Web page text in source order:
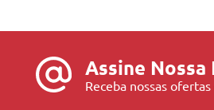
Assine
Receba nossas